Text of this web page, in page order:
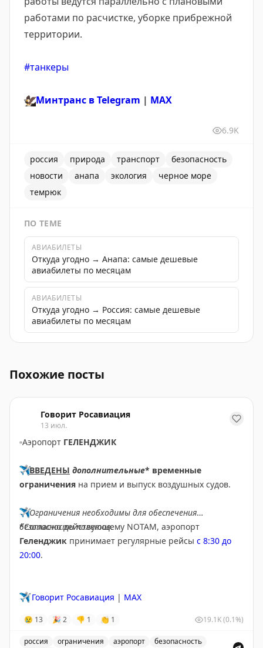
работами по расчистке, уборке прибрежной
территории.
#танкеры
🦅Минтранс в Telegram | MAX
6.9K
россия природа транспорт
безопасность
новости
анапа экология
черное море
темрюк
ПО ТЕМЕ
АВИАБИЛЕТЫ
Откуда угодно → Анапа: самые дешевые
авиабилеты по месяцам
АВИАБИЛЕТЫ
Откуда угодно → Россия: самые дешевые
авиабилеты по месяцам
Похожие посты
Говорит Росавиация
13 июл.
▫️Аэропорт ГЕЛЕНДЖИК
✈️ВВЕДЕНЫ дополнительные* временные
ограничения на прием и выпуск воздушных судов.
✈️Ограничения необходимы для обеспечения
безопасности полетов.
*Согласно действующему NOTAM, аэропорт
Геленджик принимает регулярные рейсы с 8:30 до
20:00.
✈️ Говорит Росавиация | MAX
😢 13 🎉 2 👎 1 👏 1 19.1K(0.1%)
россия ограничения аэропорт безопасность